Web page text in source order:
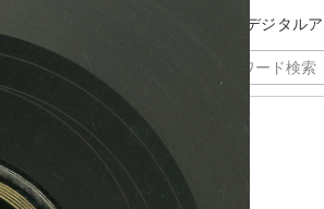
昭和館デジタル